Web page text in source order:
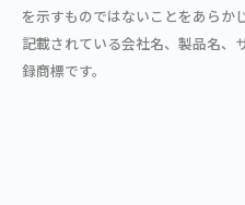
を示すものではないことをあらか
記載されている会社名、製品名、
録商標です。